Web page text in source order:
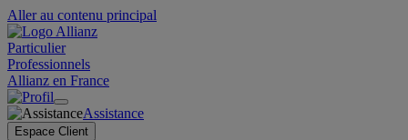
Aller au contenu principal
Particulier
Professionnels
Allianz en France
Assistance
Espace Client